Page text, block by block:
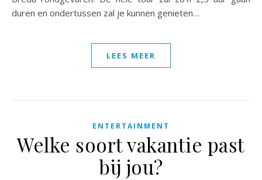
duren en ondertussen zal je kunnen genieten…
LEES MEER
ENTERTAINMENT
Welke soort vakantie past
bij jou?